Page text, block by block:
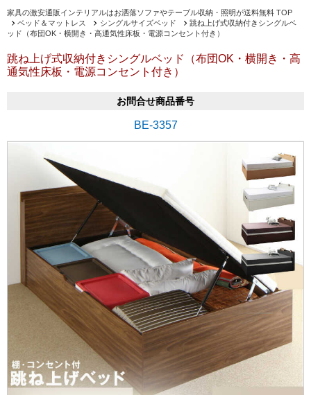
家具の激安通販インテリアルはお洒落ソファやテーブル収納・照明が送料無料 TOP
ベッド＆マットレス
シングルサイズベッド
跳ね上げ式収納付きシングルベ
ッド（布団OK・横開き・高通気性床板・電源コンセント付き）
跳ね上げ式収納付きシングルベッド（布団OK・横開き・高
通気性床板・電源コンセント付き）
お問合せ商品番号
BE-3357